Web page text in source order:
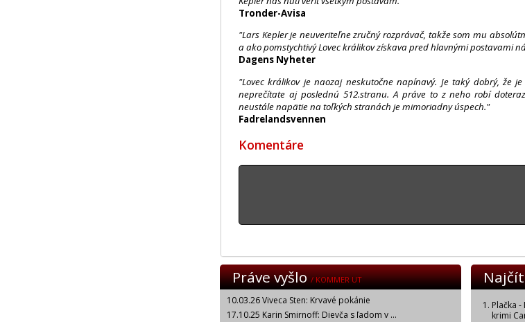
Tronder-Avisa
"Lars Kepler je neuveriteľne zručný rozprávač, takže som mu
a ako pomstychtivý Lovec králikov získava pred hlavnými postavami
Dagens Nyheter
"Lovec králikov je naozaj neskutočne napínavý. Je taký dobrý, že
neprečítate aj poslednú 512.stranu. A práve to z neho robí
neustále napätie na toľkých stranách je mimoriadny úspech."
Fadrelandsvennen
Komentáre
Práve vyšlo/ KOMMER UT
10.03.26 Viveca Sten: Krvavé pokánie
17.10.25 Karin Smirnoff: Dievča s ľadom v ...
Plačka
krimi